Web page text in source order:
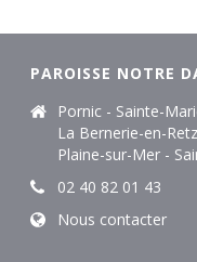
PAROISSE NOTRE
Pornic - Sainte-
La Bernerie-en-
Plaine-sur-Mer -
02 40 82 01 43
Nous contacter